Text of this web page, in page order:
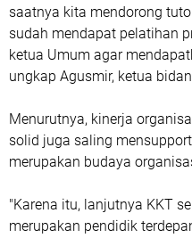
saatnya kita mendorong
sudah mendapat pelatihan
ketua Umum agar
ungkap Agusmir, ketua
Menurutnya, kinerja
solid juga saling
merupakan budaya
"Karena itu, lanjutnya KKT
merupakan pendidik